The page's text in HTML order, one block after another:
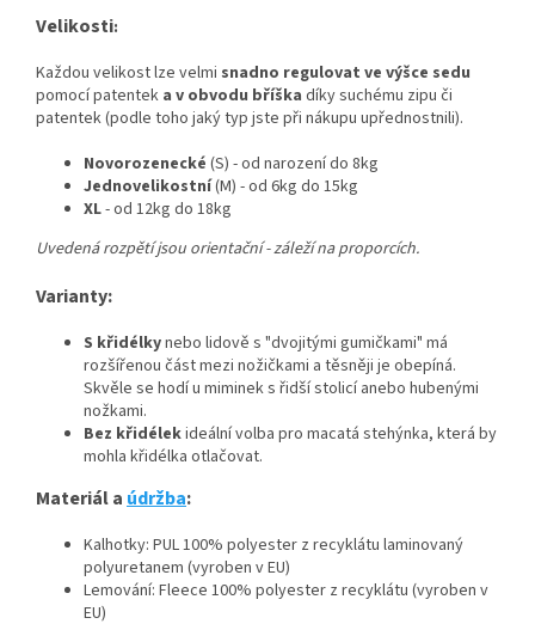
Velikosti:
Každou velikost lze velmi snadno regulovat ve výšce sedu
pomocí patentek a v obvodu bříška díky suchému zipu či
patentek (podle toho jaký typ jste při nákupu upřednostnili).
Novorozenecké (S) - od narození do 8kg
Jednovelikostní(M) - od 6kg do 15kg
XL- od 12kg do 18kg
Uvedená rozpětí jsou orientační - záleží na proporcích.
Varianty:
S křidélkynebo lidově s "dvojitými gumičkami" má
rozšířenou část mezi nožičkami a těsněji je obepíná.
Skvěle se hodí u miminek s řidší stolicí anebo hubenými
nožkami.
Bez křidélekideální volba pro macatá stehýnka, která by
mohla křidélka otlačovat.
Materiál a údržba:
Kalhotky: PUL 100% polyester z recyklátu laminovaný
polyuretanem (vyroben v EU)
Lemování: Fleece 100% polyester z recyklátu (vyroben v
EU)